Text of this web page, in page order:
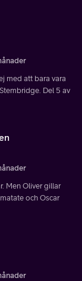
med att bara vara
Del 5 av
Men Oliver gillar
och Oscar